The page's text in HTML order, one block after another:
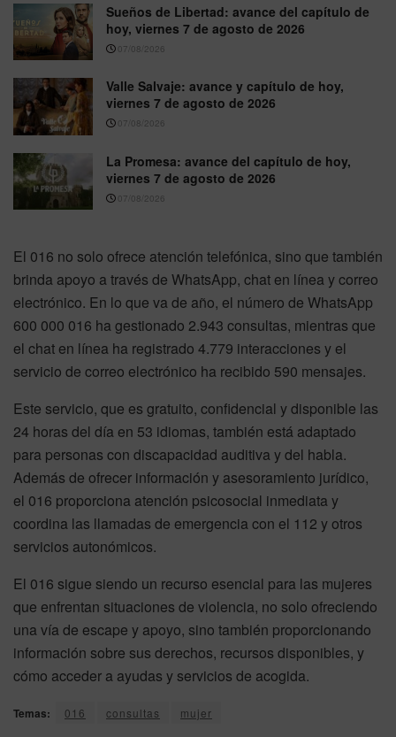
Sueños de Libertad: avance del capítulo de
hoy, viernes 7 de agosto de 2026
07/08/2026
Valle Salvaje: avance y capítulo de hoy,
viernes 7 de agosto de 2026
07/08/2026
La Promesa: avance del capítulo de hoy,
viernes 7 de agosto de 2026
07/08/2026
El 016 no solo ofrece atención telefónica, sino que también
brinda apoyo a través de WhatsApp, chat en línea y correo
electrónico. En lo que va de año, el número de WhatsApp
600 000 016 ha gestionado 2.943 consultas, mientras que
el chat en línea ha registrado 4.779 interacciones y el
servicio de correo electrónico ha recibido 590 mensajes.
Este servicio, que es gratuito, confidencial y disponible las
24 horas del día en 53 idiomas, también está adaptado
para personas con discapacidad auditiva y del habla.
Además de ofrecer información y asesoramiento jurídico,
el 016 proporciona atención psicosocial inmediata y
coordina las llamadas de emergencia con el 112 y otros
servicios autonómicos.
El 016 sigue siendo un recurso esencial para las mujeres
que enfrentan situaciones de violencia, no solo ofreciendo
una vía de escape y apoyo, sino también proporcionando
información sobre sus derechos, recursos disponibles, y
cómo acceder a ayudas y servicios de acogida.
Temas: 016 consultas mujer